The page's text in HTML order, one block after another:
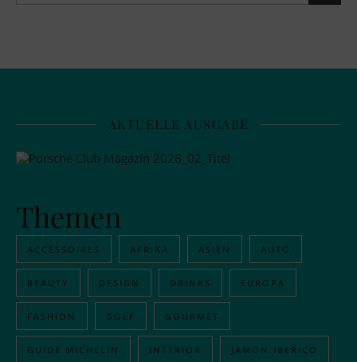
AKTUELLE AUSGABE
Themen
ACCESSOIRES AFRIKA ASIEN AUTO
BEAUTY DESIGN DRINKS EUROPA
FASHION GOLF GOURMET
GUIDE MICHELIN INTERIOR JAMON IBERICO